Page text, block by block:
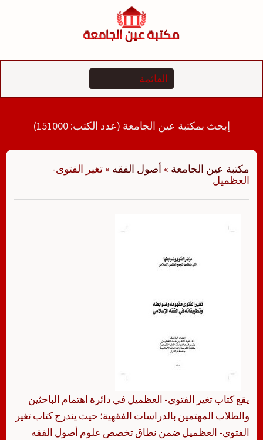
إبحث بمكتبة عين الجامعة (عدد الكتب: 151000)
مكتبة عين الجامعة » أصول الفقه » تغير الفتوى-
العظميل
يقع كتاب تغير الفتوى- العظميل في دائرة اهتمام الباحثين
والطلاب المهتمين بالدراسات الفقهية؛ حيث يندرج كتاب تغير
الفتوى- العظميل ضمن نطاق تخصص علوم أصول الفقه